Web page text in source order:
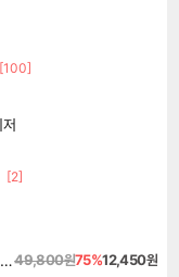
[100]
[2]
드래곤 퀘스트 몬스터즈 3 마족 왕자와 엘프의 여행 Dragon Quest Monsters The Dark Prince49,800원75%12,450원